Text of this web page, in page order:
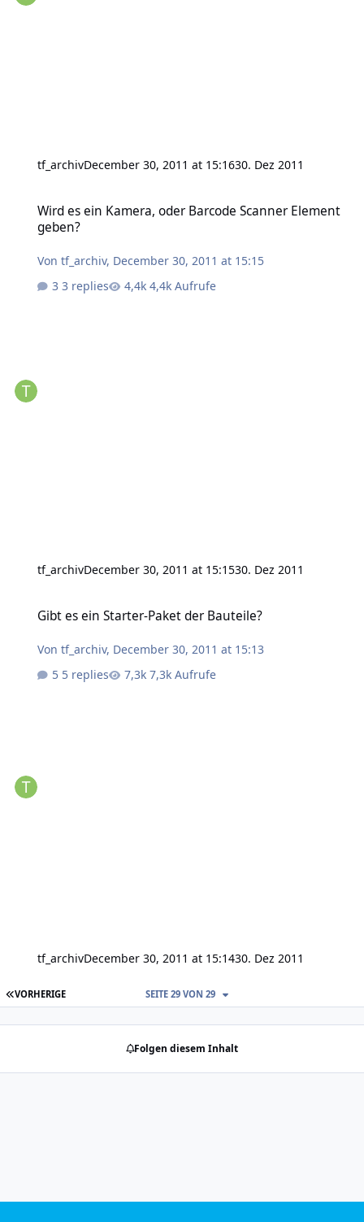
tf_archivDecember 30, 2011 at 15:1630. Dez 2011
Wird es ein Kamera, oder Barcode Scanner Element
geben?
Vontf_archiv, December 30, 2011 at 15:15
3 replies
4,4k Aufrufe
tf_archivDecember 30, 2011 at 15:1530. Dez 2011
Gibt es ein Starter-Paket der Bauteile?
Vontf_archiv, December 30, 2011 at 15:13
5 replies
7,3k Aufrufe
tf_archivDecember 30, 2011 at 15:1430. Dez 2011
ERSTE SEITE
VORHERIGE SEITE 29 VON 29
Folgen diesem Inhalt